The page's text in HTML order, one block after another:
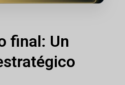
final: Un